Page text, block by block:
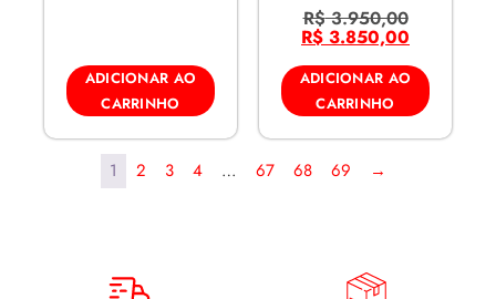
ADICIONAR AO
CARRINHO
R$3.950,00
R$ 3.850,00
ADICIONAR AO
CARRINHO
1 2 3 4 … 67 68 69 →